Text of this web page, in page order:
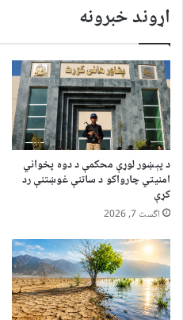
اړوند خبرونه
د پېښور لوړې محکمې د دوه پخواني
امنیتي چارواکو د ساتنې غوښتنې رد
کړې
اگست 7, 2026